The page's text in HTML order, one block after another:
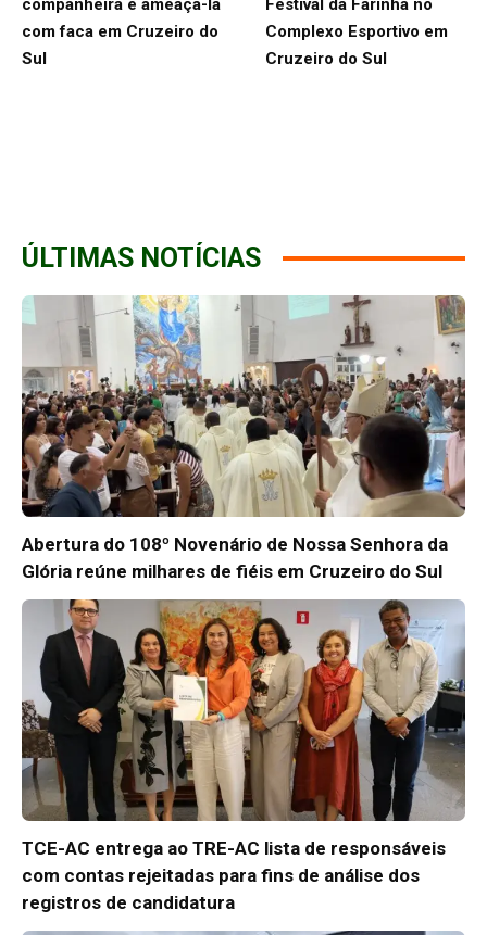
companheira e ameaçá-la
com faca em Cruzeiro do
Sul
Festival da Farinha no
Complexo Esportivo em
Cruzeiro do Sul
ÚLTIMAS NOTÍCIAS
Abertura do 108º Novenário de Nossa Senhora da
Glória reúne milhares de fiéis em Cruzeiro do Sul
TCE-AC entrega ao TRE-AC lista de responsáveis
com contas rejeitadas para fins de análise dos
registros de candidatura